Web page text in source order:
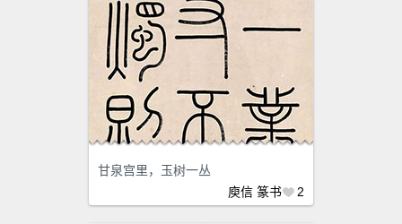
甘泉宫里，玉树一丛
庾信 篆书 2